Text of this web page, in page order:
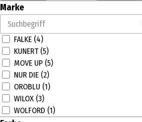
Marke
FALKE (4)
KUNERT (5)
MOVE UP (5)
NUR DIE (2)
OROBLU (1)
WILOX (3)
WOLFORD (1)